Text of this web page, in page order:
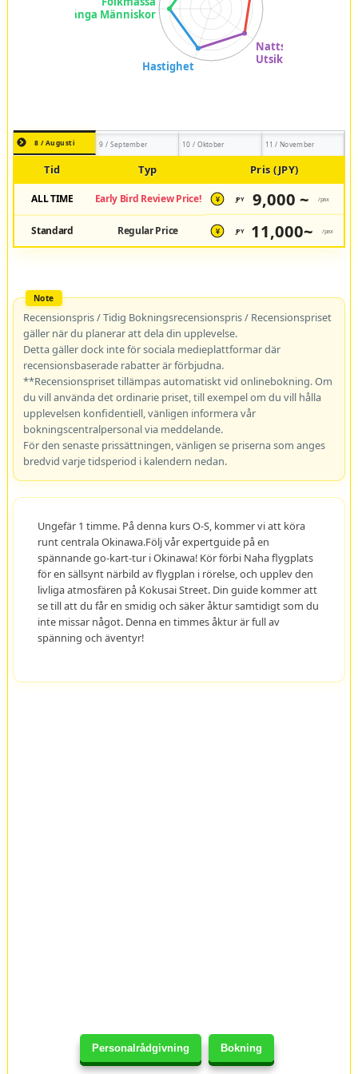
Personalrådgivning Bokning
8 / Augusti 9 / September 10 / Oktober 11 / November
Tid Typ Pris (JPY)
ALL TIME Early Bird Review Price! ¥ JPY 9,000 ~ /pax
Standard Regular Price ¥ JPY 11,000~ /pax
Recensionspris / Tidig Bokningsrecensionspris / Recensionspriset
gäller när du planerar att dela din upplevelse.
Detta gäller dock inte för sociala medieplattformar där
recensionsbaserade rabatter är förbjudna.
**Recensionspriset tillämpas automatiskt vid onlinebokning. Om
du vill använda det ordinarie priset, till exempel om du vill hålla
upplevelsen konfidentiell, vänligen informera vår
bokningscentralpersonal via meddelande.
För den senaste prissättningen, vänligen se priserna som anges
bredvid varje tidsperiod i kalendern nedan.
Ungefär 1 timme. På denna kurs O-S, kommer vi att köra
runt centrala Okinawa.Följ vår expertguide på en
spännande go-kart-tur i Okinawa! Kör förbi Naha flygplats
för en sällsynt närbild av flygplan i rörelse, och upplev den
livliga atmosfären på Kokusai Street. Din guide kommer att
se till att du får en smidig och säker åktur samtidigt som du
inte missar något. Denna en timmes åktur är full av
spänning och äventyr!